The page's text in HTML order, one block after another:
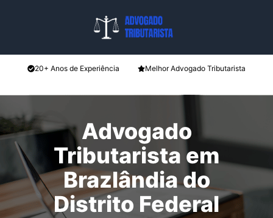
conteúdo
20+ Anos de Experiência Melhor Advogado Tributarista
Advogado
Tributarista em
Brazlândia do
Distrito Federal